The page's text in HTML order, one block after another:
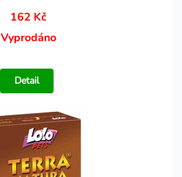
162 Kč
Vyprodáno
Detail